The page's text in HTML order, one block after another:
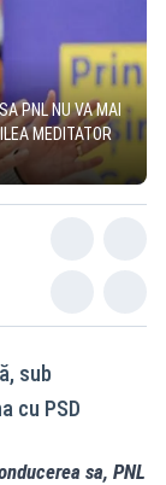
PNL NU VA MAI
MEDITATOR
sub
cu PSD
sa, PNL